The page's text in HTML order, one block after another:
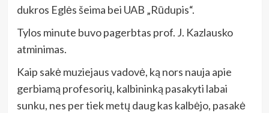
dukros Eglės šeima bei UAB „Rūdupis“.
Tylos minute buvo pagerbtas prof. J. Kazlausko
atminimas.
Kaip sakė muziejaus vadovė, ką nors nauja apie
gerbiamą profesorių, kalbininką pasakyti labai
sunku, nes per tiek metų daug kas kalbėjo, pasakė